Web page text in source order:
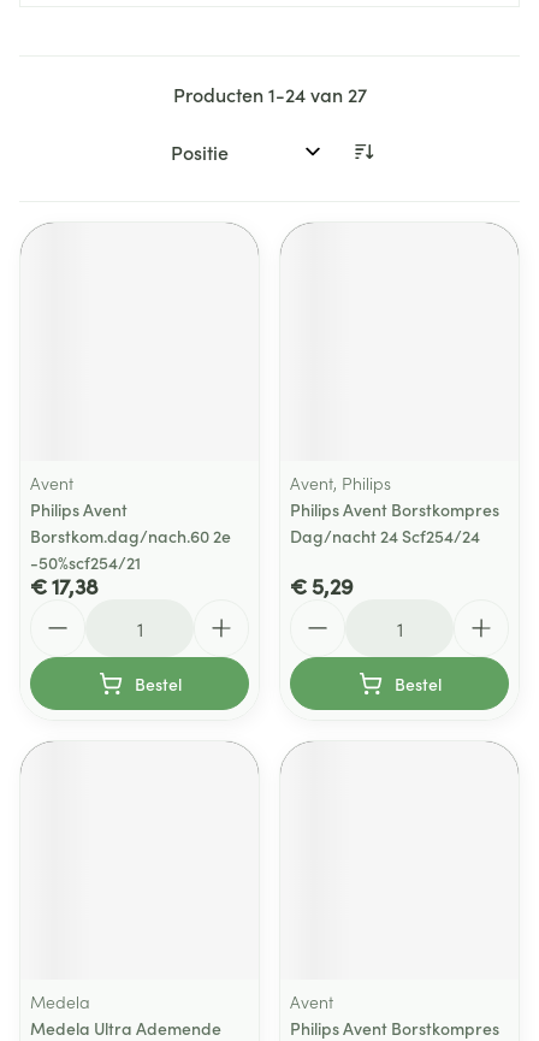
Producten1-24van 27
Sorteer op:
Avent
Philips Avent
Borstkom.dag/nach.60 2e
-50%scf254/21
€ 17,38
Bestel
Avent, Philips
Philips Avent Borstkompres
Dag/nacht 24 Scf254/24
€ 5,29
Bestel
Medela
Medela Ultra Ademende
Avent
Philips Avent Borstkompres